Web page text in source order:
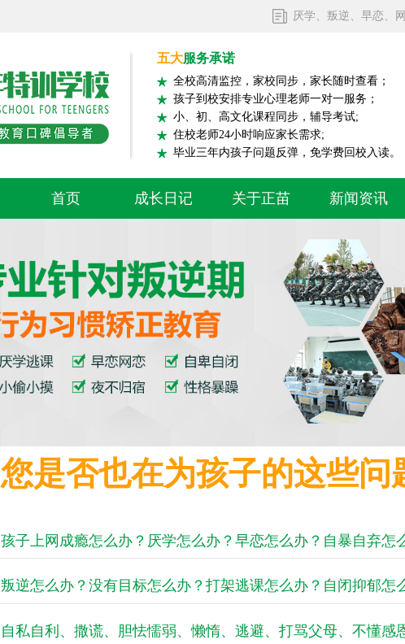
厌学、叛逆、早恋、
五大服务承诺
全校高清监控，家校同步，家长随时查看；
孩子到校安排专业心理老师一对一服务；
小、初、高文化课程同步，辅导考试;
住校老师24小时响应家长需求;
毕业三年内孩子问题反弹，免学费回校入读。
首页 成长日记 关于正苗 新闻资讯
您是否也在为孩子的这些问
孩子上网成瘾怎么办？厌学怎么办？早恋怎么办？自暴自弃怎
叛逆怎么办？没有目标怎么办？打架逃课怎么办？自闭抑郁怎
自私自利、撒谎、胆怯懦弱、懒惰、逃避、打骂父母、不懂感